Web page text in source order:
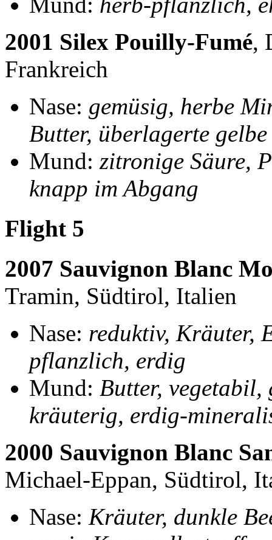
2001 Silex Pouilly-Fumé,
Frankreich
Nase: gemüsig, herbe
Butter, überlagerte
Mund: zitronige Säure,
knapp im Abgang
Flight 5
2007 Sauvignon Blanc
Tramin, Südtirol, Italien
Nase: reduktiv, Kräuter,
pflanzlich, erdig
Mund: Butter, vegetabil,
kräuterig, erdig-
2000 Sauvignon Blanc
Michael-Eppan, Südtirol,
Nase: Kräuter, dunkle